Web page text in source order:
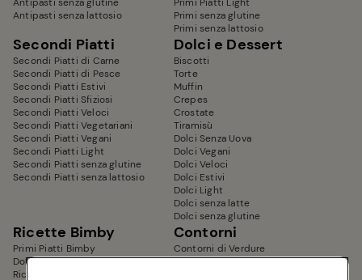
Antipasti senza lattosio
Primi senza glutine
Primi senza lattosio
Secondi Piatti
Secondi Piatti di Carne
Secondi Piatti di Pesce
Secondi Piatti Estivi
Secondi Piatti Sfiziosi
Secondi Piatti Veloci
Secondi Piatti Vegetariani
Secondi Piatti Vegani
Secondi Piatti Light
Secondi Piatti senza glutine
Secondi Piatti senza lattosio
Dolci e Dessert
Biscotti
Torte
Muffin
Crepes
Crostate
Tiramisù
Dolci Senza Uova
Dolci Vegani
Dolci Veloci
Dolci Estivi
Dolci Light
Dolci senza latte
Dolci senza glutine
Ricette Bimby
Primi Piatti Bimby
Dolci Bimby
Ricette Dietetiche Bimby
Contorni
Contorni di Verdure
Contorni Sfiziosi